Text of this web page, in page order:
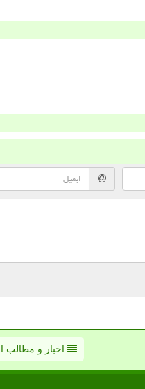
اخبار و مطالب